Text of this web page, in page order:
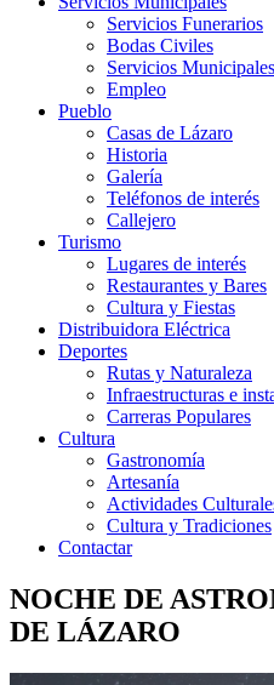
Servicios Funerarios
Bodas Civiles
Servicios Municipales
Empleo
Pueblo
Casas de Lázaro
Historia
Galería
Teléfonos de interés
Callejero
Turismo
Lugares de interés
Restaurantes y Bares
Cultura y Fiestas
Distribuidora Eléctrica
Deportes
Rutas y Naturaleza
Infraestructuras e
Carreras Populares
Cultura
Gastronomía
Artesanía
Actividades
Cultura y Tradiciones
Contactar
NOCHE DE
DE LÁZARO